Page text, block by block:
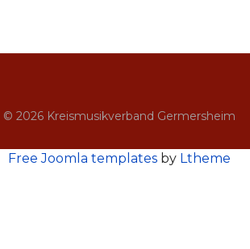
© 2026 Kreismusikverband Germersheim
Free Joomla templates by Ltheme